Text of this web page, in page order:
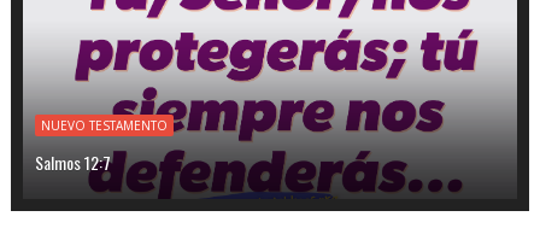
NUEVO TESTAMENTO
Salmos 12:7